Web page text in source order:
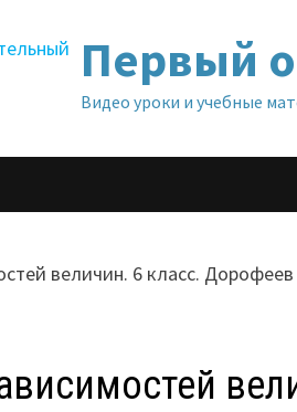
Первый
Видео уроки и учебные